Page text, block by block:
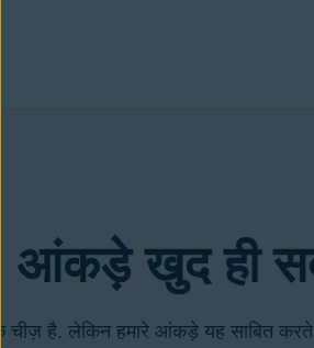
आंकड़े खुद ही
चीज़ है. लेकिन हमारे आंकड़े यह साबित